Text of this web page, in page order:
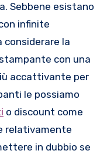
Sebbene esistano
infinite
la
con una
accattivante per
le possiamo
o discount come
relativamente
in dubbio se